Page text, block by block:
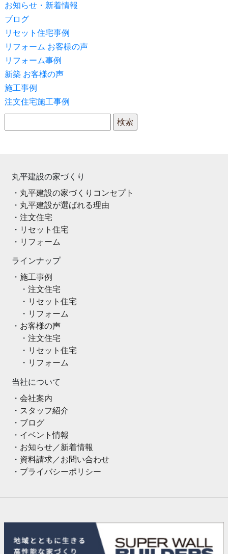
お知らせ・新着情報
ブログ
リセット住宅事例
リフォーム お客様の声
リフォーム事例
新築 お客様の声
施工事例
注文住宅施工事例
丸平建設の家づくり
丸平建設の家づくりコンセプト
丸平建設が選ばれる理由
注文住宅
リセット住宅
リフォーム
ラインナップ
施工事例
注文住宅
リセット住宅
リフォーム
お客様の声
注文住宅
リセット住宅
リフォーム
当社について
会社案内
スタッフ紹介
ブログ
イベント情報
お知らせ／新着情報
資料請求／お問い合わせ
プライバシーポリシー